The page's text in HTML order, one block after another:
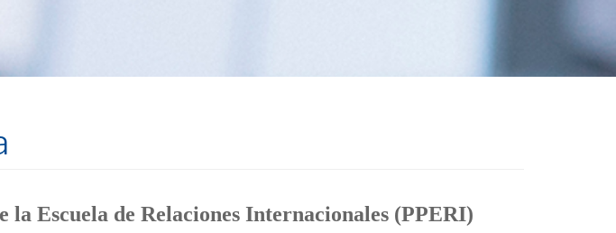
la Escuela de Relaciones Internacionales (PPERI)